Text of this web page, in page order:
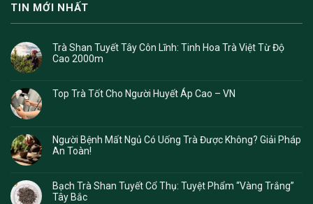
TIN MỚI NHẤT
Trà Shan Tuyết Tây Côn Lĩnh: Tinh Hoa Trà Việt Từ Độ
Cao 2000m
Top Trà Tốt Cho Người Huyết Áp Cao – VN
Người Bệnh Mất Ngủ Có Uống Trà Được Không? Giải Pháp
An Toàn!
Bạch Trà Shan Tuyết Cổ Thụ: Tuyệt Phẩm “Vàng Trắng”
Tây Bắc